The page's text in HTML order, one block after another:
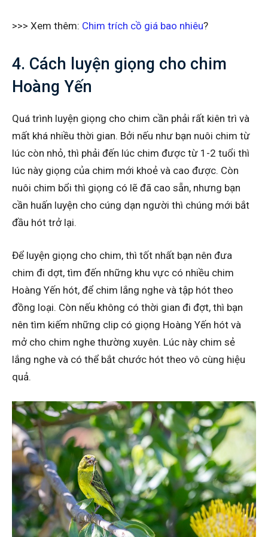
>>> Xem thêm: Chim trích cồ giá bao nhiêu?
4. Cách luyện giọng cho chim
Hoàng Yến
Quá trình luyện giọng cho chim cần phải rất kiên trì và
mất khá nhiều thời gian. Bởi nếu như bạn nuôi chim từ
lúc còn nhỏ, thì phải đến lúc chim được từ 1-2 tuổi thì
lúc này giọng của chim mới khoẻ và cao được. Còn
nuôi chim bổi thì giọng có lẽ đã cao sẵn, nhưng bạn
cần huấn luyện cho cúng dạn người thì chúng mới bắt
đầu hót trở lại.
Để luyện giọng cho chim, thì tốt nhất bạn nên đưa
chim đi dợt, tìm đến những khu vực có nhiều chim
Hoàng Yến hót, để chim lắng nghe và tập hót theo
đồng loại. Còn nếu không có thời gian đi đợt, thì bạn
nên tìm kiếm những clip có giọng Hoàng Yến hót và
mở cho chim nghe thường xuyên. Lúc này chim sẻ
lắng nghe và có thể bắt chước hót theo vô cùng hiệu
quả.